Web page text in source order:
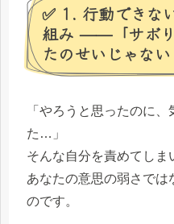
✅ 1. 行動できな
組み ——「サボ
たのせいじゃない
「やろうと思ったのに
た…」
そんな自分を責めてし
あなたの意思の弱さでは
のです。